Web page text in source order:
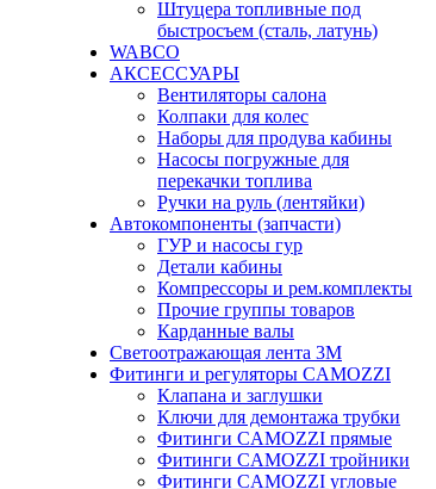
Штуцера топливные под
быстросъем (сталь, латунь)
WABCO
АКСЕССУАРЫ
Вентиляторы салона
Колпаки для колес
Наборы для продува кабины
Насосы погружные для
перекачки топлива
Ручки на руль (лентяйки)
Автокомпоненты (запчасти)
ГУР и насосы гур
Детали кабины
Компрессоры и рем.комплекты
Прочие группы товаров
Карданные валы
Светоотражающая лента 3М
Фитинги и регуляторы CAMOZZI
Клапана и заглушки
Ключи для демонтажа трубки
Фитинги CAMOZZI прямые
Фитинги CAMOZZI тройники
Фитинги CAMOZZI угловые